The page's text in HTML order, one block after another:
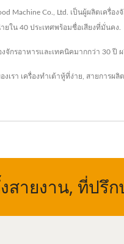
Machine Co., Ltd. เป็นผู้ผลิตเค
ยใน 40 ประเทศพร้อมชื่อเสียงที่มั่นคง.
จักรอาหารและเทคนิคมากกว่า 30
งเรา เครื่องทำเต้าหู้ที่ง่าย สายการผลิ
ายงาน, ที่ปรึก